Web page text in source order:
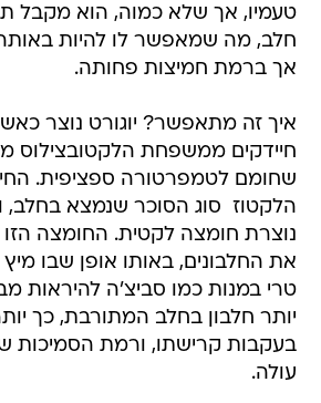
טעמיו, אך שלא כמוה, הוא מקבל
חלב, מה שמאפשר לו להיות
אך ברמת חמיצות פחותה.
איך זה מתאפשר? יוגורט נוצר
חיידקים ממשפחת הלקטובצילוס
שחומם לטמפרטורה ספציפית.
הלקטוז  סוג הסוכר שנמצא
נוצרת חומצה לקטית. החומצה
את החלבונים, באותו אופן שבו מיץ
טרי במנות כמו סביצ'ה להיראות
יותר חלבון בחלב המתורבת, כך
בעקבות קרישתו, ורמת הסמיכות
עולה.